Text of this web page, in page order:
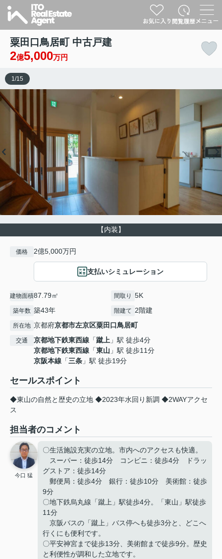
粟田口鳥居町 中古戸建
2億5,000万円
【内装】
1 /15
価格 2億5,000万円
支払いシミュレーション
建物面積87.79㎡ 間取り 5K
築年数 築43年 階建て 2階建
所在地 京都府京都市左京区粟田口鳥居町
交通 京都地下鉄東西線 「蹴上 」駅 徒歩4分
京都地下鉄東西線 「東山 」駅 徒歩11分
京阪本線 「三条 」駅 徒歩19分
セールスポイント
◆東山の自然と歴史の立地 ◆2023年水回り新調 ◆2WAYアクセ
ス
担当者のコメント
今口 猛
〇生活施設充実の立地。市内へのアクセスも快適。
スーパー：徒歩14分 コンビニ：徒歩4分 ドラッ
グストア：徒歩14分
郵便局：徒歩4分 銀行：徒歩10分 美術館：徒歩
9分
〇地下鉄烏丸線「蹴上」駅徒歩4分。「東山」駅徒歩
11分
京阪バスの「蹴上」バス停へも徒歩3分と、どこへ
行くにも便利です。
〇平安神宮まで徒歩13分、美術館まで徒歩9分。歴史
と利便性が調和した立地です。